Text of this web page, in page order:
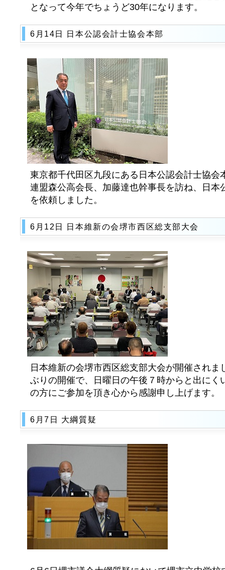
となって今年でちょうど30年になります。
6月14日 日本公認会計士協会本部
東京都千代田区九段にある日本公認会計士協会
連盟森公高会長、加藤達也幹事長を訪ね、日本
を依頼しました。
6月12日 日本維新の会堺市西区総支部大会
日本維新の会堺市西区総支部大会が開催されま
ぶりの開催で、日曜日の午後７時からと出にく
の方にご参加を頂き心から感謝申し上げます。
6月7日 大綱質疑